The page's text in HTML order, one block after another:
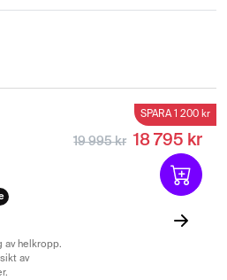
SPARA 1 200 kr
av helkropp.
av
19 995 kr 18 795 kr